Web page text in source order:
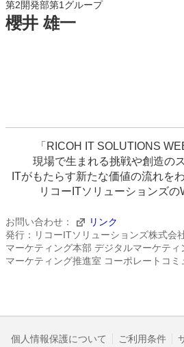
第2開発部第1グループ
櫻井 雄一
「RICOH IT SOLUTIONS
現場で生まれる挑戦や創造の
ITがもたらす新たな価値の流れを
リコーITソリューションズ
お問い合わせ：
リンク
発行：リコーITソリューションズ株式会
マーケティング本部 デジタルマーケティ
マーケティング推進室 コーポレートコ
個人情報保護について ご利用条件